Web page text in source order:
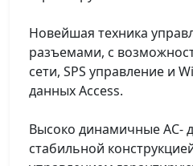
Новейшая техника
разъемами, с
сети, SPS управление и
данных Access.
Высоко динамичные АС-
стабильной